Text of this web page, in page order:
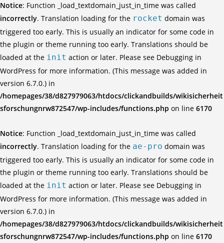
Notice: Function _load_textdomain_just_in_time was called
incorrectly. Translation loading for the rocket domain was
triggered too early. This is usually an indicator for some code in
the plugin or theme running too early. Translations should be
loaded at the init action or later. Please see Debugging in
WordPress for more information. (This message was added in
version 6.7.0.) in
/homepages/38/d827979063/htdocs/clickandbuilds/wikisicherheit
sforschungnrw872547/wp-includes/functions.php on line 6170
Notice: Function _load_textdomain_just_in_time was called
incorrectly. Translation loading for the ae-pro domain was
triggered too early. This is usually an indicator for some code in
the plugin or theme running too early. Translations should be
loaded at the init action or later. Please see Debugging in
WordPress for more information. (This message was added in
version 6.7.0.) in
/homepages/38/d827979063/htdocs/clickandbuilds/wikisicherheit
sforschungnrw872547/wp-includes/functions.php on line 6170